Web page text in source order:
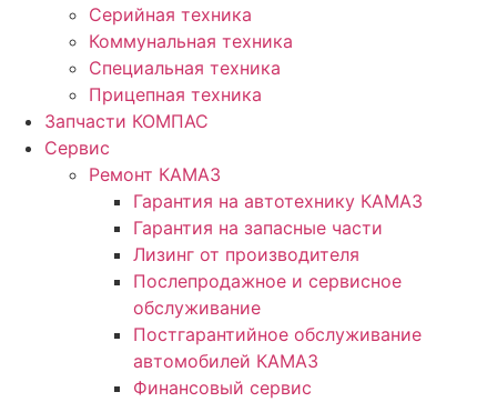
Серийная техника
Коммунальная техника
Специальная техника
Прицепная техника
Запчасти КОМПАС
Сервис
Ремонт КАМАЗ
Гарантия на автотехнику КАМАЗ
Гарантия на запасные части
Лизинг от производителя
Послепродажное и сервисное
обслуживание
Постгарантийное обслуживание
автомобилей КАМАЗ
Финансовый сервис